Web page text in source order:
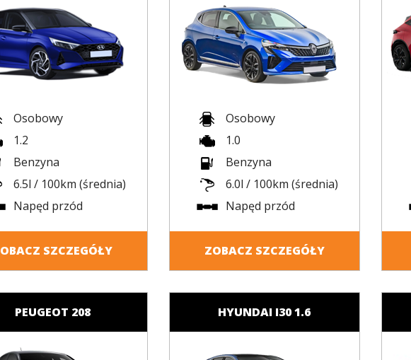
Osobowy
1.2
Benzyna
6.5l / 100km (średnia)
Napęd przód
SZCZEGÓŁY
Osobowy
1.0
Benzyna
6.0l / 100km (średnia)
Napęd przód
ZOBACZ SZCZEGÓŁY
PEUGEOT 208 HYUNDAI I30 1.6